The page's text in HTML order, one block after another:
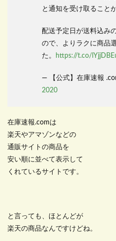
と通知を受け取ること
配送予定日が送料込み
ので、よりラクに商品
た。
https://t.co/
— 【公式】在庫速報
2020
在庫速報.comは
楽天やアマゾンなどの
通販サイトの商品を
安い順に並べて表示して
くれているサイトです。
と言っても、ほとんどが
楽天の商品なんですけどね。